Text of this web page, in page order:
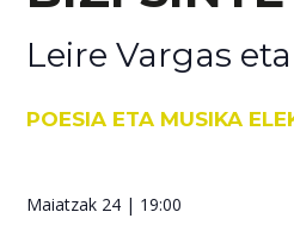
Leire Vargas
POESIA ETA MUSIKA
Maiatzak 24 | 19:00